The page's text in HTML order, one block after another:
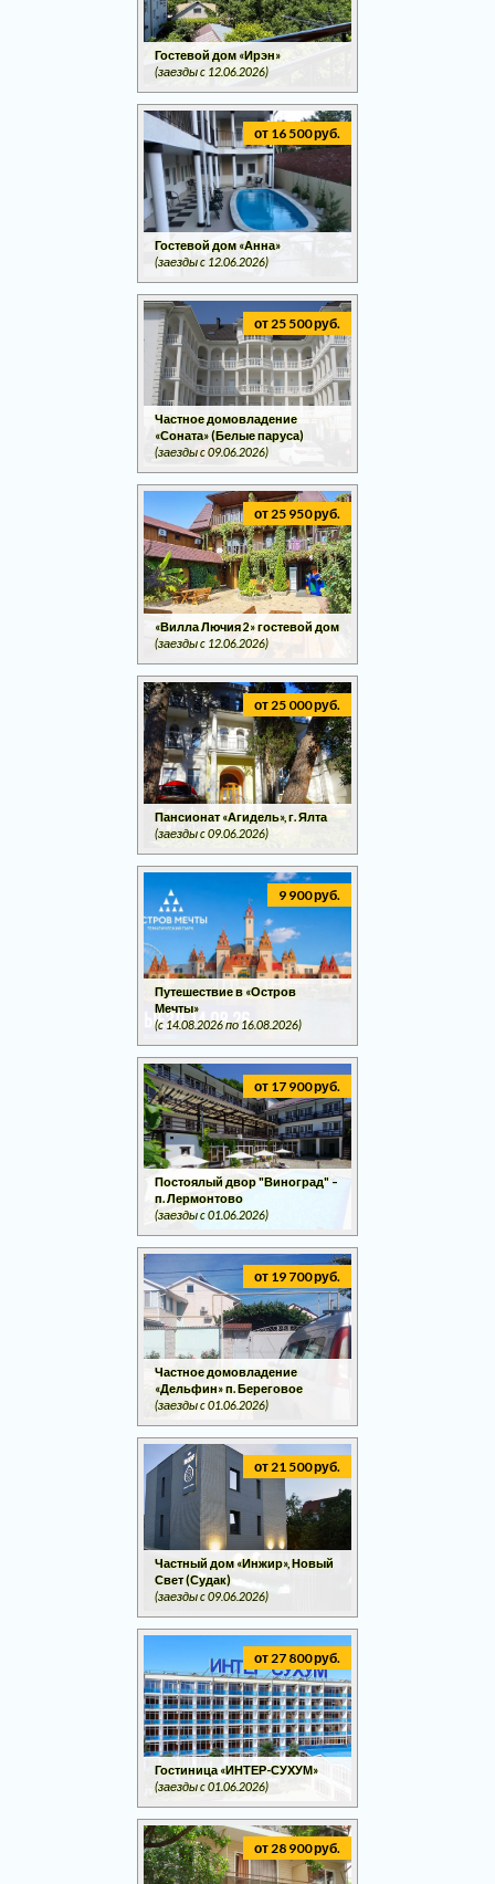
Гостевой дом «Ирэн»
(заезды c 12.06.2026)
от 16 500 руб.
Гостевой дом «Анна»
(заезды c 12.06.2026)
от 25 500 руб.
Частное домовладение
«Соната» (Белые паруса)
(заезды c 09.06.2026)
от 25 950 руб.
«Вилла Лючия 2» гостевой дом
(заезды c 12.06.2026)
от 25 000 руб.
Пансионат «Агидель», г. Ялта
(заезды c 09.06.2026)
9 900 руб.
Путешествие в «Остров
Мечты»
(c 14.08.2026 по 16.08.2026)
от 17 900 руб.
Постоялый двор "Виноград" –
п. Лермонтово
(заезды c 01.06.2026)
от 19 700 руб.
Частное домовладение
«Дельфин» п. Береговое
(заезды c 01.06.2026)
от 21 500 руб.
Частный дом «Инжир», Новый
Свет (Судак)
(заезды c 09.06.2026)
от 27 800 руб.
Гостиница «ИНТЕР-СУХУМ»
(заезды c 01.06.2026)
от 28 900 руб.